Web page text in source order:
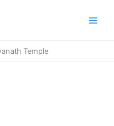
Temple